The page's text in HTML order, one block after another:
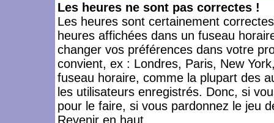
Les heures ne sont pas correctes !
Les heures sont certainement
heures affichées dans un fuseau
changer vos préférences dans votre
convient, ex : Londres, Paris, New
fuseau horaire, comme la plupart des
les utilisateurs enregistrés. Donc, si
pour le faire, si vous pardonnez le jeu
Revenir en haut